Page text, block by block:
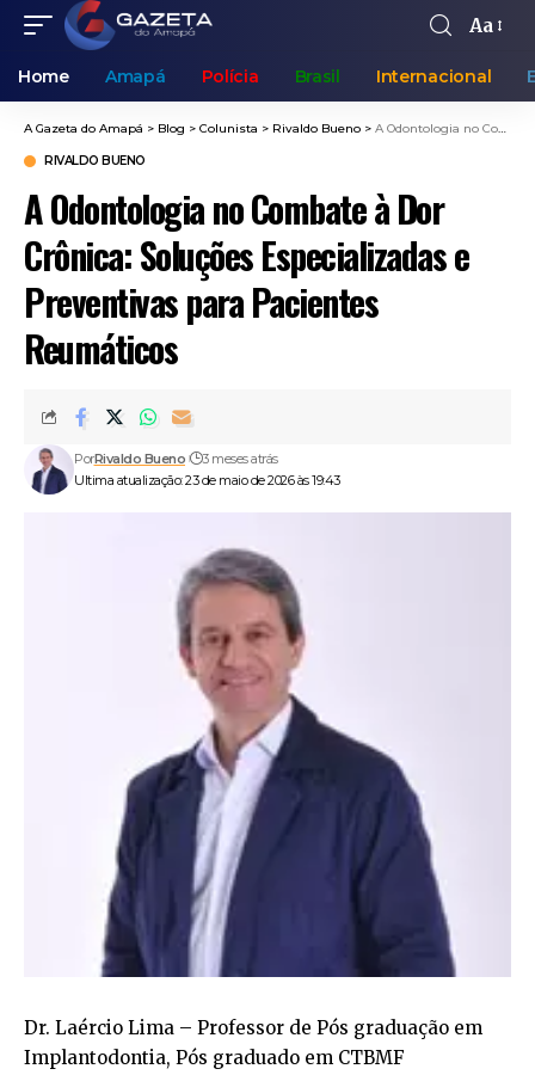
Aa
Home Amapá Polícia Brasil Internacional
A Gazeta do Amapá > Blog > Colunista > Rivaldo Bueno > A Odontologia no Combate à Dor Crônica: Soluções Especializadas e Preventivas para Pacientes Reumáticos
RIVALDO BUENO
A Odontologia no Combate à Dor
Crônica: Soluções Especializadas e
Preventivas para Pacientes
Reumáticos
Ultima atualização: 23 de maio de 2026 às 19:43
PorRivaldo Bueno 3 meses atrás
Dr. Laércio Lima – Professor de Pós graduação em
Implantodontia, Pós graduado em CTBMF